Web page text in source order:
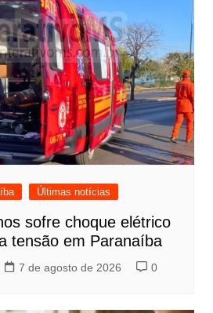
Últimas notícias
sofre choque elétrico
tensão em Paranaíba
7 de agosto de 2026 0